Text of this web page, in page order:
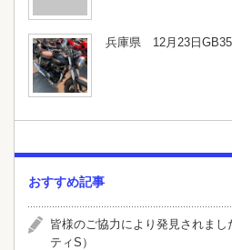
兵庫県 12月23日
おすすめ記事
皆様のご協力により発見されま
ティS）